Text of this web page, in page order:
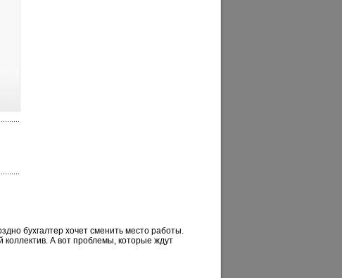
бухгалтер хочет сменить место работы.
А вот проблемы, которые ждут